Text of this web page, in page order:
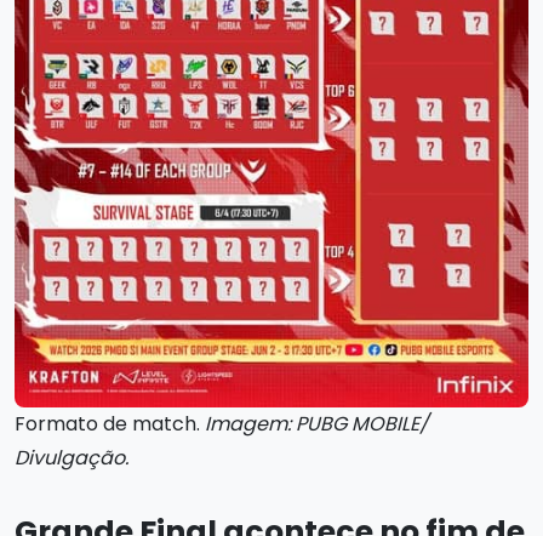
Formato de match. Imagem: PUBG MOBILE/
Divulgação.